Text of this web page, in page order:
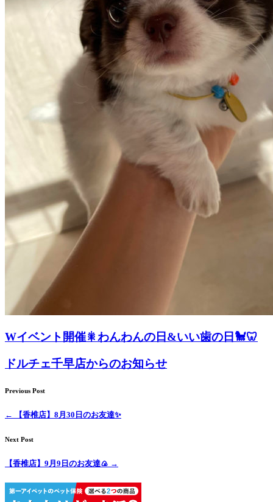
Wイベント開催🎇わんわんの日&いい歯の日🐩🦷
ドルチェ千早店からのお知らせ
Previous Post
← 【香椎店】8月30日のお友達✨
Next Post
【香椎店】9月9日のお友達🍙 →